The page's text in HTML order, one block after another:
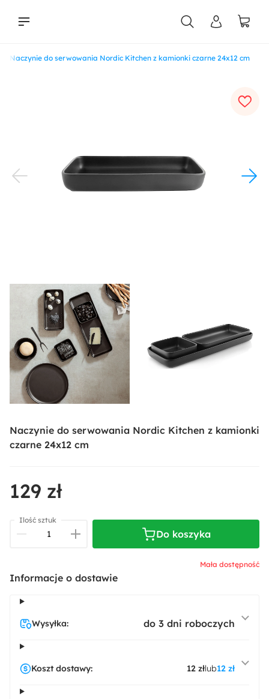
Naczynie do serwowania Nordic Kitchen z kamionki czarne 24x12 cm
Naczynie do serwowania Nordic Kitchen z kamionki
czarne 24x12 cm
129 zł
Ilość sztuk
Do koszyka
Mała dostępność
Informacje o dostawie
Wysyłka: do 3 dni roboczych
Koszt dostawy: 12 złlub12 zł